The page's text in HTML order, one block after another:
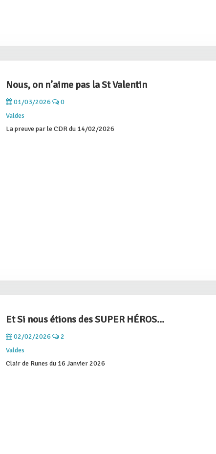
Nous, on n’aime pas la St Valentin
01/03/2026
0
Valdes
La preuve par le CDR du 14/02/2026
Et Si nous étions des SUPER HÉROS...
02/02/2026
2
Valdes
Clair de Runes du 16 Janvier 2026